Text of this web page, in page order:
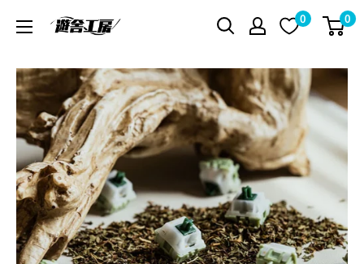
遊
工
房
シ
ョ
ッ
プ
0 0